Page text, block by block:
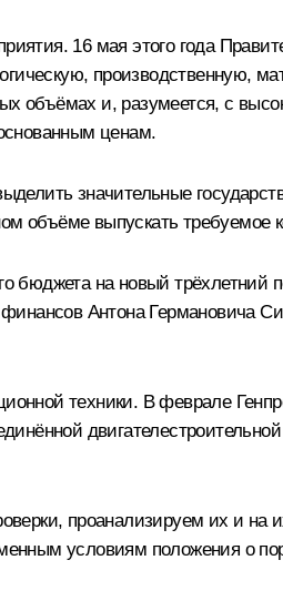
16 мая этого года
производственную,
объёмах и, разумеется, с
ценам.
значительные
объёме выпускать требуемое
на новый трёхлетний
Антона Германовича
техники. В феврале
проанализируем их и на
условиям положения о